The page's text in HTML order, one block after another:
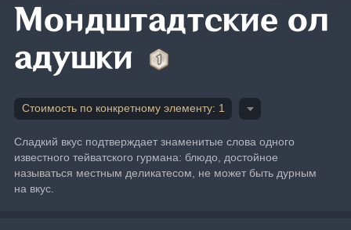
Мондштадтские ол
адушки
Стоимость по конкретному элементу: 1
Сладкий вкус подтверждает знаменитые слова одного
известного тейватского гурмана: блюдо, достойное
называться местным деликатесом, не может быть дурным
на вкус.